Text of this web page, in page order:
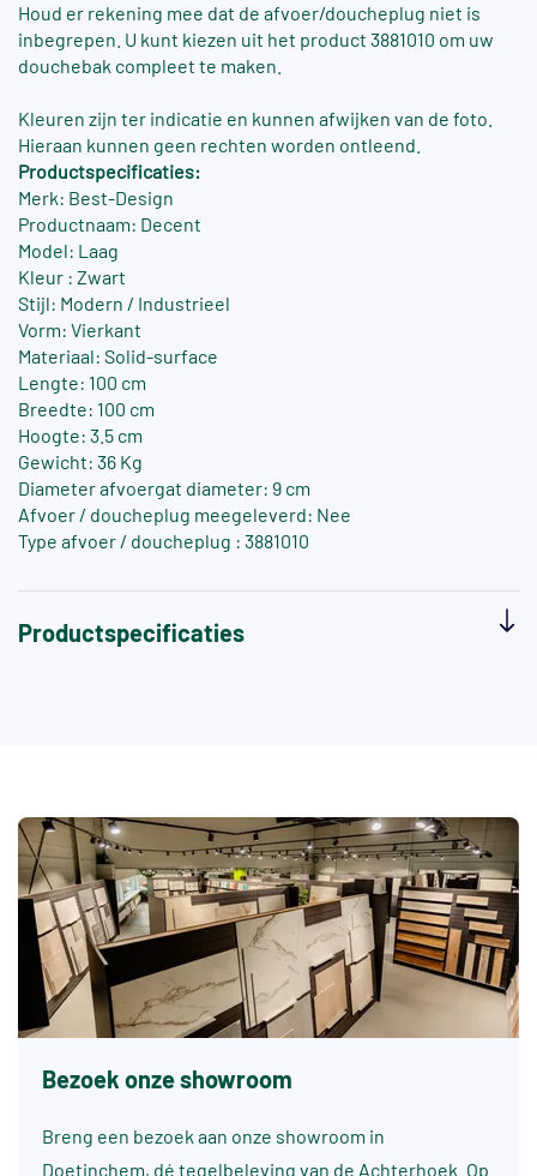
Houd er rekening mee dat de afvoer/doucheplug niet is
inbegrepen. U kunt kiezen uit het product 3881010 om uw
douchebak compleet te maken.
Kleuren zijn ter indicatie en kunnen afwijken van de foto.
Hieraan kunnen geen rechten worden ontleend.
Productspecificaties:
Merk: Best-Design
Productnaam: Decent
Model: Laag
Kleur : Zwart
Stijl: Modern / Industrieel
Vorm: Vierkant
Materiaal: Solid-surface
Lengte: 100 cm
Breedte: 100 cm
Hoogte: 3.5 cm
Gewicht: 36 Kg
Diameter afvoergat diameter: 9 cm
Afvoer / doucheplug meegeleverd: Nee
Type afvoer / doucheplug : 3881010
Productspecificaties
Bezoek onze showroom
Breng een bezoek aan onze showroom in
Doetinchem, dé tegelbeleving van de Achterhoek. Op